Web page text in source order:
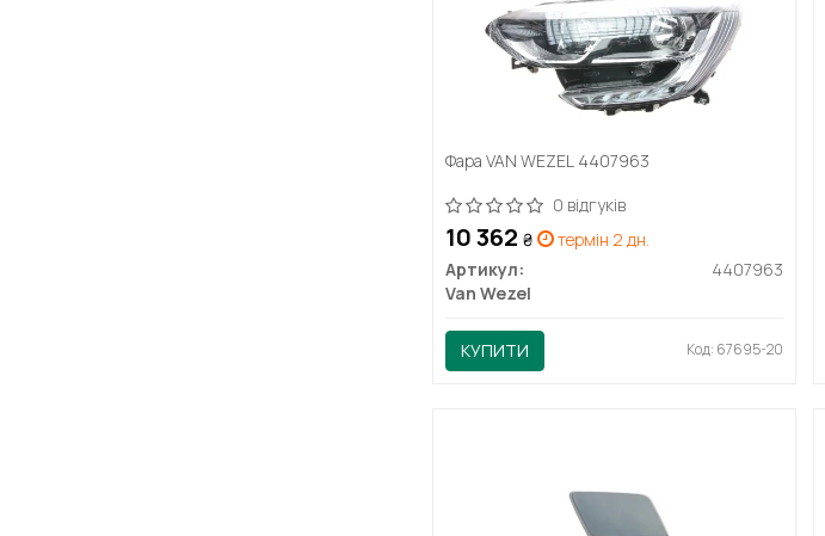
Фара VAN WEZEL 4407963
0 відгуків
10 362 ₴
термін 2 дн.
Артикул:
4407963
Van Wezel
КУПИТИ Код: 67695-20